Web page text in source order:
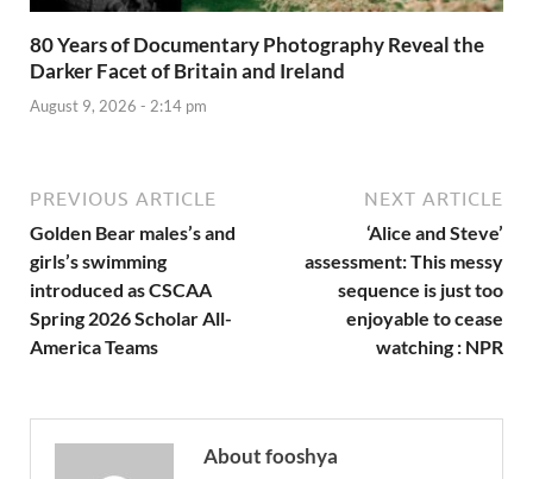
80 Years of Documentary Photography Reveal the
Darker Facet of Britain and Ireland
August 9, 2026 - 2:14 pm
PREVIOUS ARTICLE
Golden Bear males’s and
girls’s swimming
introduced as CSCAA
Spring 2026 Scholar All-
America Teams
NEXT ARTICLE
‘Alice and Steve’
assessment: This messy
sequence is just too
enjoyable to cease
watching : NPR
About fooshya